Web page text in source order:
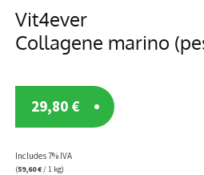
Vit4ever
Collagene marino
29,80 €
Includes 7% IVA
(59,60€/ 1 kg)